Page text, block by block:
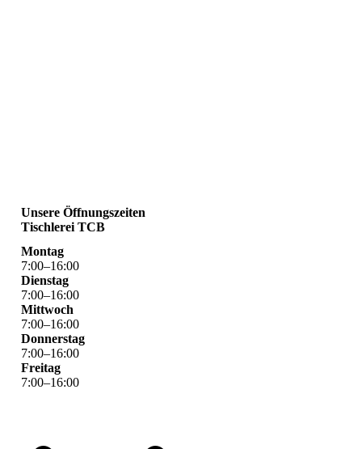
Unsere Öffnungszeiten
Tischlerei TCB
Montag
7:00–16:00
Dienstag
7:00–16:00
Mittwoch
7:00–16:00
Donnerstag
7:00–16:00
Freitag
7:00–16:00